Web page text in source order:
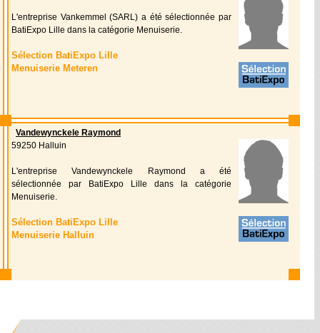
L'entreprise Vankemmel (SARL) a été sélectionnée par
BatiExpo Lille dans la catégorie Menuiserie.
Sélection BatiExpo Lille
Menuiserie Meteren
Vandewynckele Raymond
59250 Halluin
L'entreprise Vandewynckele Raymond a été
sélectionnée par BatiExpo Lille dans la catégorie
Menuiserie.
Sélection BatiExpo Lille
Menuiserie Halluin